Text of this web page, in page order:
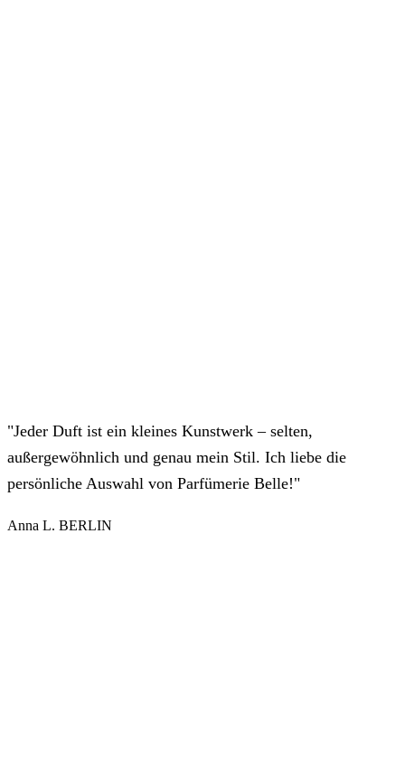
"Jeder Duft ist ein kleines Kunstwerk – selten,
außergewöhnlich und genau mein Stil. Ich liebe die
persönliche Auswahl von Parfümerie Belle!"
Anna L. BERLIN